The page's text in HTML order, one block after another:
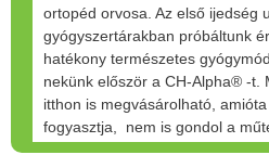
ortopéd orvosa. Az első ijedség
gyógyszertárakban próbáltunk
hatékony természetes
nekünk először a CH-Alpha® -t.
itthon is megvásárolható,
fogyasztja, nem is gondol a